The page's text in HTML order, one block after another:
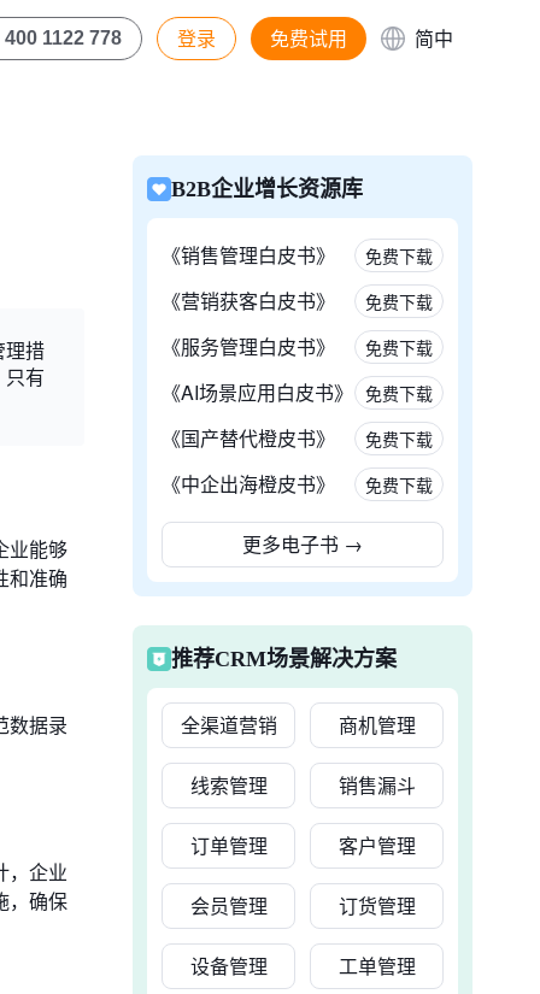
400 1122 778 登录 免费试用 简中
理措
有
业能够
和准确
数据录
，企业
，确保
B2B企业增长资源库
《销售管理白皮书》 免费下载
《营销获客白皮书》 免费下载
《服务管理白皮书》 免费下载
《AI场景应用白皮书》 免费下载
《国产替代橙皮书》 免费下载
《中企出海橙皮书》 免费下载
更多电子书 →
推荐CRM场景解决方案
全渠道营销 商机管理
线索管理 销售漏斗
订单管理 客户管理
会员管理 订货管理
设备管理 工单管理